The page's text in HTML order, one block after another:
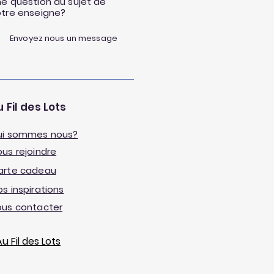
enseigne?
Envoyez nous un message
Fil des Lots
sommes nous?
rejoindre
cadeau
inspirations
contacter
Fil des Lots